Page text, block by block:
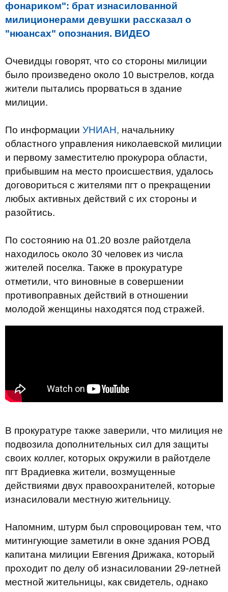
фонариком": брат изнасилованной
милиционерами девушки рассказал о
"нюансах" опознания. ВИДЕО
Очевидцы говорят, что со стороны милиции
было произведено около 10 выстрелов, когда
жители пытались прорваться в здание
милиции.
По информации УНИАН, начальнику
областного управления николаевской милиции
и первому заместителю прокурора области,
прибывшим на место происшествия, удалось
договориться с жителями пгт о прекращении
любых активных действий с их стороны и
разойтись.
По состоянию на 01.20 возле райотдела
находилось около 30 человек из числа
жителей поселка. Также в прокуратуре
отметили, что виновные в совершении
противоправных действий в отношении
молодой женщины находятся под стражей.
В прокуратуре также заверили, что милиция не
подвозила дополнительных сил для защиты
своих коллег, которых окружили в райотделе
пгт Врадиевка жители, возмущенные
действиями двух правоохранителей, которые
изнасиловали местную жительницу.
Напомним, штурм был спровоцирован тем, что
митингующие заметили в окне здания РОВД
капитана милиции Евгения Дрижака, который
проходит по делу об изнасиловании 29-летней
местной жительницы, как свидетель, однако